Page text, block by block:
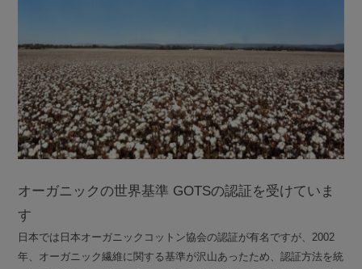
オーガニックの世界基準 GOTSの認証を受けていま
す
日本では日本オーガニックコットン協会の認証が有名ですが、2002
年、オーガニック繊維に関する基準が沢山あったため、認証方法を統